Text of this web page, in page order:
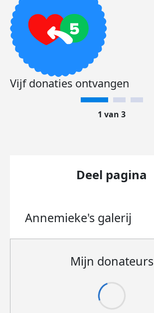
Vijf donaties ontvangen
1 van 3
Deel pagina
Annemieke's galerij
Mijn donateurs